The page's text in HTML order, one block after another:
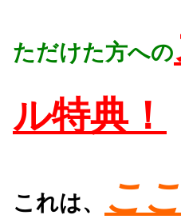
ただけた方への
ル特典！
これは、
こ